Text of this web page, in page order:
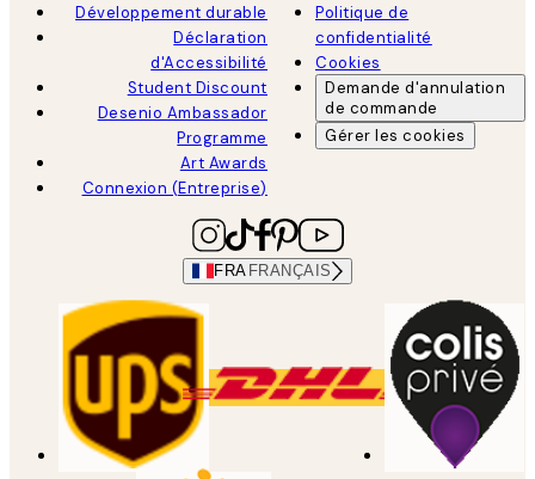
Développement durable
Déclaration
d'Accessibilité
Student Discount
Desenio Ambassador
Programme
Art Awards
Connexion (Entreprise)
Politique de
confidentialité
Cookies
Demande d'annulation
de commande
Gérer les cookies
FRA FRANÇAIS